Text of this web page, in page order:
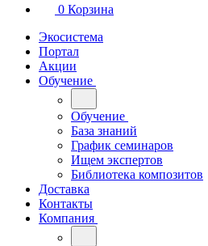
0 Корзина
Экосистема
Портал
Акции
Обучение
Обучение
База знаний
График семинаров
Ищем экспертов
Библиотека композитов
Доставка
Контакты
Компания